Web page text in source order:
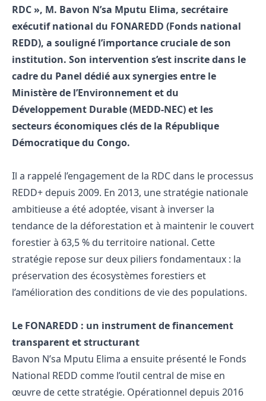
RDC », M. Bavon N’sa Mputu Elima, secrétaire
exécutif national du FONAREDD (Fonds national
REDD), a souligné l’importance cruciale de son
institution. Son intervention s’est inscrite dans le
cadre du Panel dédié aux synergies entre le
Ministère de l’Environnement et du
Développement Durable (MEDD-NEC) et les
secteurs économiques clés de la République
Démocratique du Congo.
Il a rappelé l’engagement de la RDC dans le processus
REDD+ depuis 2009. En 2013, une stratégie nationale
ambitieuse a été adoptée, visant à inverser la
tendance de la déforestation et à maintenir le couvert
forestier à 63,5 % du territoire national. Cette
stratégie repose sur deux piliers fondamentaux : la
préservation des écosystèmes forestiers et
l’amélioration des conditions de vie des populations.
Le FONAREDD : un instrument de financement
transparent et structurant
Bavon N’sa Mputu Elima a ensuite présenté le Fonds
National REDD comme l’outil central de mise en
œuvre de cette stratégie. Opérationnel depuis 2016